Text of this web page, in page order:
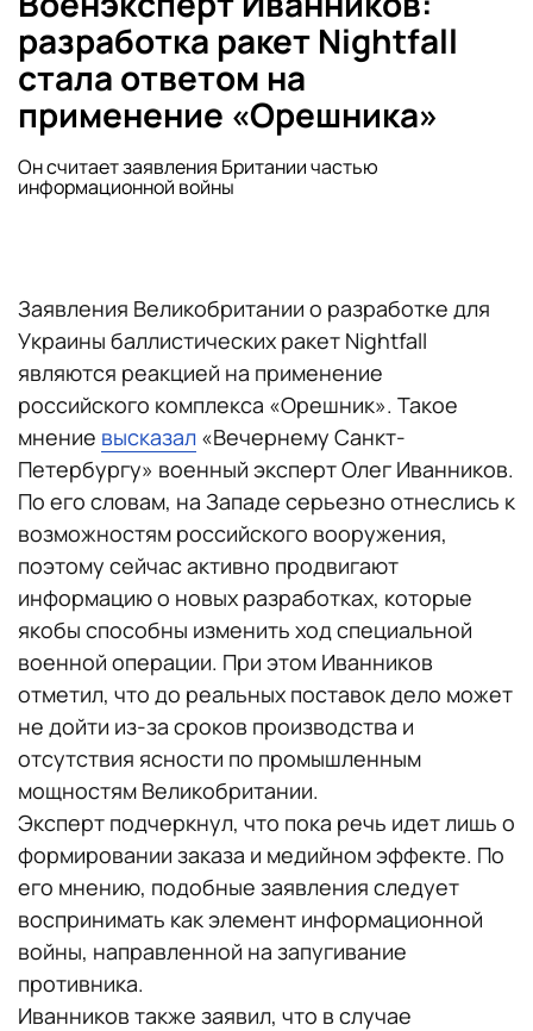
разработка ракет Nightfall
стала ответом на
применение «Орешника»
Он считает заявления Британии частью
информационной войны
Заявления Великобритании о разработке для
Украины баллистических ракет Nightfall
являются реакцией на применение
российского комплекса «Орешник». Такое
мнение высказал «Вечернему Санкт-
Петербургу» военный эксперт Олег Иванников.
По его словам, на Западе серьезно отнеслись к
возможностям российского вооружения,
поэтому сейчас активно продвигают
информацию о новых разработках, которые
якобы способны изменить ход специальной
военной операции. При этом Иванников
отметил, что до реальных поставок дело может
не дойти из-за сроков производства и
отсутствия ясности по промышленным
мощностям Великобритании.
Эксперт подчеркнул, что пока речь идет лишь о
формировании заказа и медийном эффекте. По
его мнению, подобные заявления следует
воспринимать как элемент информационной
войны, направленной на запугивание
противника.
Иванников также заявил, что в случае